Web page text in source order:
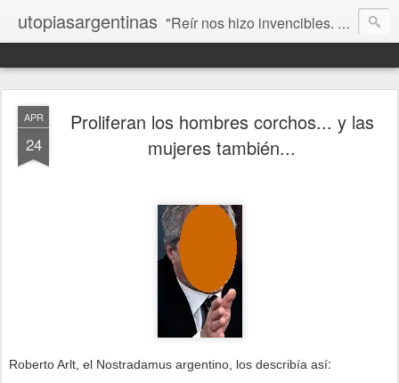
utopiasargentinas "Reír nos hizo invencibles. No como los que siempre ganan, sino como aquellos que no se rinden”. Frida Kahlo
APR
24
Proliferan los hombres corchos... y las
mujeres también...
Roberto Arlt, el Nostradamus argentino, los describía así: